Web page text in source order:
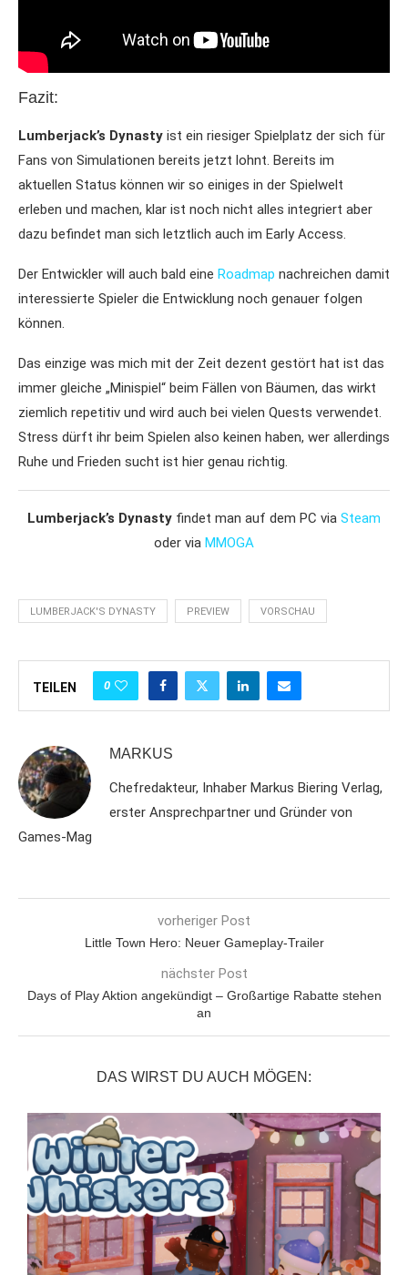
Fazit:
Lumberjack’s Dynasty ist ein riesiger Spielplatz der sich für
Fans von Simulationen bereits jetzt lohnt. Bereits im
aktuellen Status können wir so einiges in der Spielwelt
erleben und machen, klar ist noch nicht alles integriert aber
dazu befindet man sich letztlich auch im Early Access.
Der Entwickler will auch bald eine Roadmap nachreichen damit
interessierte Spieler die Entwicklung noch genauer folgen
können.
Das einzige was mich mit der Zeit dezent gestört hat ist das
immer gleiche „Minispiel“ beim Fällen von Bäumen, das wirkt
ziemlich repetitiv und wird auch bei vielen Quests verwendet.
Stress dürft ihr beim Spielen also keinen haben, wer allerdings
Ruhe und Frieden sucht ist hier genau richtig.
Lumberjack’s Dynasty findet man auf dem PC via Steam
oder via MMOGA
LUMBERJACK'S DYNASTY PREVIEW VORSCHAU
TEILEN 0
MARKUS
Chefredakteur, Inhaber Markus Biering Verlag,
erster Ansprechpartner und Gründer von
Games-Mag
vorheriger Post
Little Town Hero: Neuer Gameplay-Trailer
nächster Post
Days of Play Aktion angekündigt – Großartige Rabatte stehen
an
DAS WIRST DU AUCH MÖGEN: